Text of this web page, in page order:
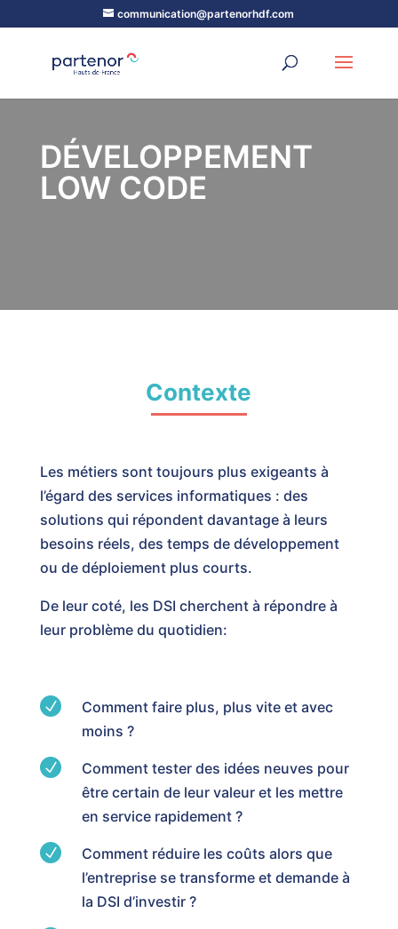
communication@partenorhdf.com
DÉVELOPPEMENT
LOW CODE
Contexte
Les métiers sont toujours plus exigeants à
l’égard des services informatiques : des
solutions qui répondent davantage à leurs
besoins réels, des temps de développement
ou de déploiement plus courts.
De leur coté, les DSI cherchent à répondre à
leur problème du quotidien:
N
Comment faire plus, plus vite et avec
moins ?
N
Comment tester des idées neuves pour
être certain de leur valeur et les mettre
en service rapidement ?
N
Comment réduire les coûts alors que
l’entreprise se transforme et demande à
la DSI d’investir ?